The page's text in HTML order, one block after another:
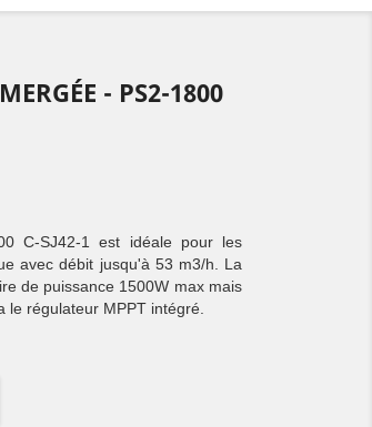
- PS2-1800
C-SJ42-1 est idéale pour les
avec débit jusqu'à 53 m3/h. La
de puissance 1500W max mais
régulateur MPPT intégré.